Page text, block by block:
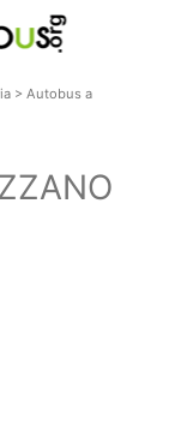
>Autobus a